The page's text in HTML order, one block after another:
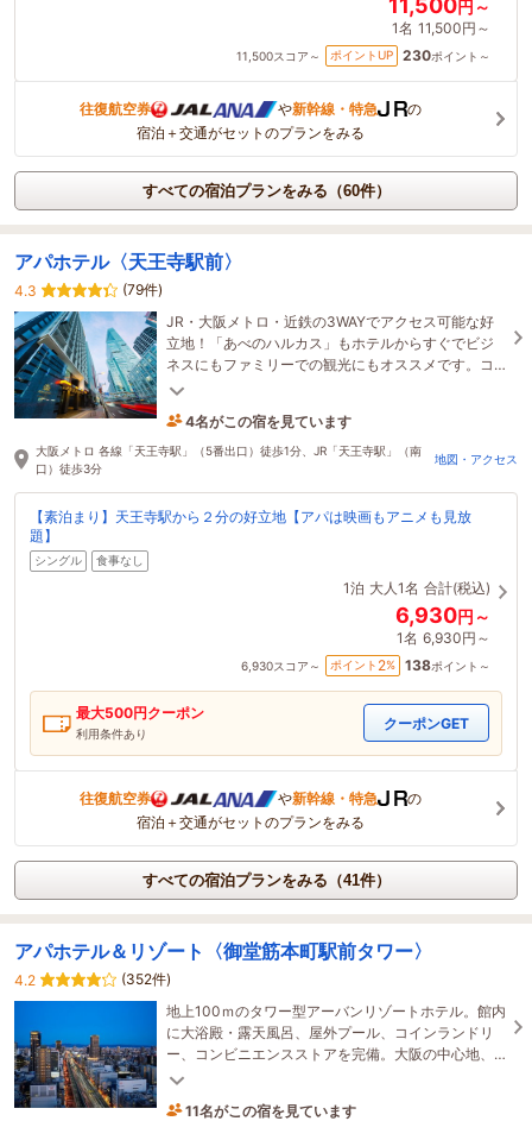
円～
1名 11,500円～
11,500スコア～ ポイントUP 230ポイント～
往復航空券 や新幹線・特急
の
宿泊＋交通がセットのプランをみる
すべての宿泊プランをみる（60件）
アパホテル〈天王寺駅前〉
4.3
(79件)
JR・大阪メトロ・近鉄の3WAYでアクセス可能な好
立地！「あべのハルカス」もホテルからすぐでビジ
ネスにもファミリーでの観光にもオススメです。コ
ネクトルームは最大4名様までご利用可能！
4名がこの宿を見ています
11分前に予約されました
大阪メトロ 各線「天王寺駅」（5番出口）徒歩1分、JR「天王寺駅」（南
口）徒歩3分
地図・アクセス
【素泊まり】天王寺駅から２分の好立地【アパは映画もアニメも見放
題】
シングル 食事なし
1泊 大人1名 合計(税込)
6,930円～
1名 6,930円～
6,930スコア～ ポイント 2% 138ポイント～
最大500円クーポン
利用条件あり
クーポンGET
往復航空券 や新幹線・特急
の
宿泊＋交通がセットのプランをみる
すべての宿泊プランをみる（41件）
アパホテル＆リゾート〈御堂筋本町駅前タワー〉
4.2
(352件)
地上100ｍのタワー型アーバンリゾートホテル。館内
に大浴殿・露天風呂、屋外プール、コインランドリ
ー、コンビニエンスストアを完備。大阪の中心地、
梅田・難波へ電車１本５分で好アクセス!
11名がこの宿を見ています